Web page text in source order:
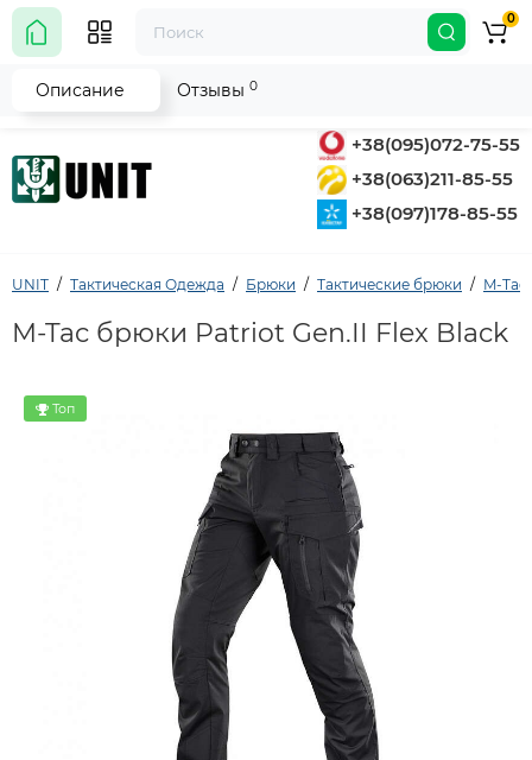
+38(095)072-75-55
+38(063)211-85-55
+38(097)178-85-55
0
UNIT Тактическая Одежда Брюки Тактические брюки M-
M-Tac брюки Patriot Gen.II Flex Black
Топ
Описание Отзывы 0